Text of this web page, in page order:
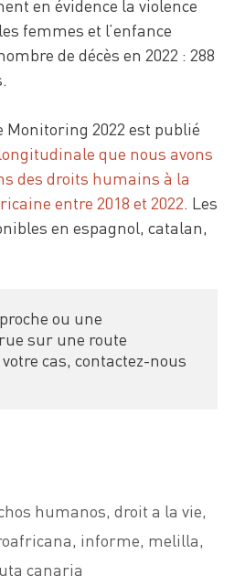
en évidence la violence
femmes et l’enfance
de décès en 2022 : 288
2022 est publié
que nous avons
des droits humains à la
entre 2018 et 2022. Les
en espagnol, catalan,
ou une
sur une route
humanos, droit a la vie,
, informe, melilla,
canaria